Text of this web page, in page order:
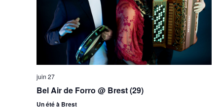
juin 27
Bel Air de Forro @ Brest (29)
Un été à Brest